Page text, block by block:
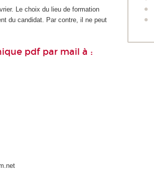
Le choix du lieu de formation
du candidat. Par contre, il ne peut
pdf par mail à :